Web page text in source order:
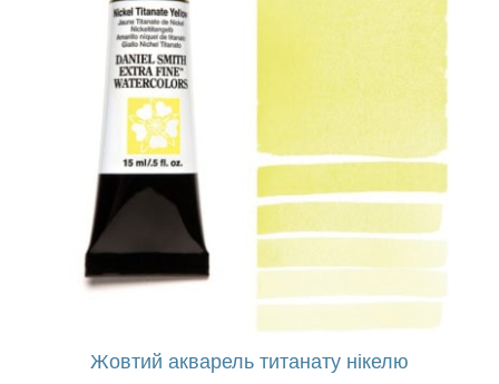
Жовтий акварель титанату нікелю